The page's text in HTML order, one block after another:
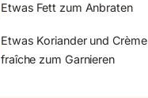
Etwas Fett zum Anbraten
Etwas Koriander und Crème
fraîche zum Garnieren